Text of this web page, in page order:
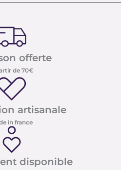
offerte
de 70€
artisanale
in france
disponible